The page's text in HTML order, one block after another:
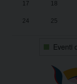
17 18
24 25
Eventi